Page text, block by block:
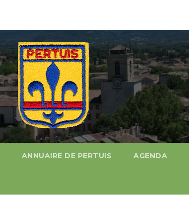
ANNUAIRE DE PERTUIS AGENDA